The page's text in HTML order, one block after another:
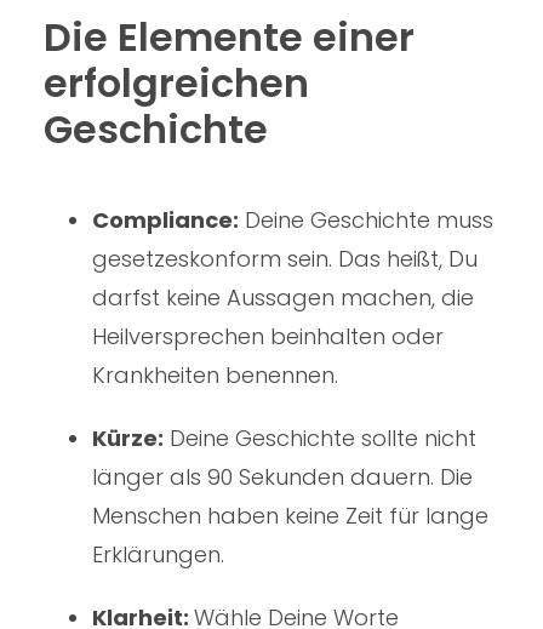
Die Elemente einer
erfolgreichen
Geschichte
Compliance: Deine Geschichte muss
gesetzeskonform sein. Das heißt, Du
darfst keine Aussagen machen, die
Heilversprechen beinhalten oder
Krankheiten benennen.
Kürze: Deine Geschichte sollte nicht
länger als 90 Sekunden dauern. Die
Menschen haben keine Zeit für lange
Erklärungen.
Klarheit: Wähle Deine Worte